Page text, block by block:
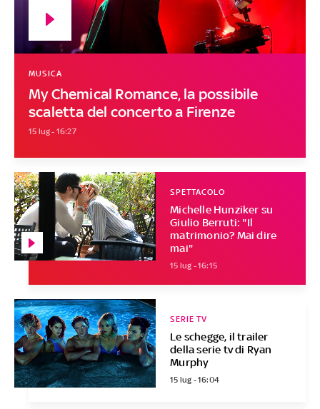
My Chemical Romance, la possibile
scaletta del concerto a Firenze
MUSICA
15 lug - 16:27
Michelle Hunziker su
Giulio Berruti: "Il
matrimonio? Mai dire
mai"
SPETTACOLO
15 lug - 16:15
Le schegge, il trailer
della serie tv di Ryan
Murphy
SERIE TV
15 lug - 16:04